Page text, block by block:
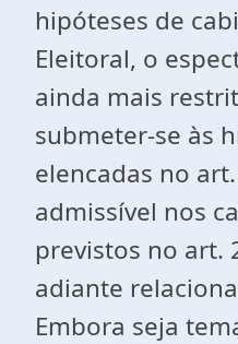
hipóteses de
Eleitoral, o
ainda mais
submeter-se às
elencadas no
admissível nos
previstos no art.
adiante
Embora seja